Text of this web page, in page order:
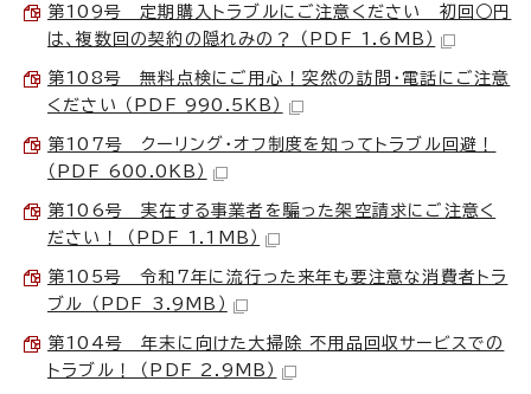
第109号 定期購入トラブルにご注意ください 初回○円
は、複数回の契約の隠れみの？ （PDF 1.6MB）
第108号 無料点検にご用心！突然の訪問・電話にご注意
ください （PDF 990.5KB）
第107号 クーリング・オフ制度を知ってトラブル回避！
（PDF 600.0KB）
第106号 実在する事業者を騙った架空請求にご注意く
ださい！ （PDF 1.1MB）
第105号 令和7年に流行った来年も要注意な消費者トラ
ブル （PDF 3.9MB）
第104号 年末に向けた大掃除 不用品回収サービスでの
トラブル！ （PDF 2.9MB）